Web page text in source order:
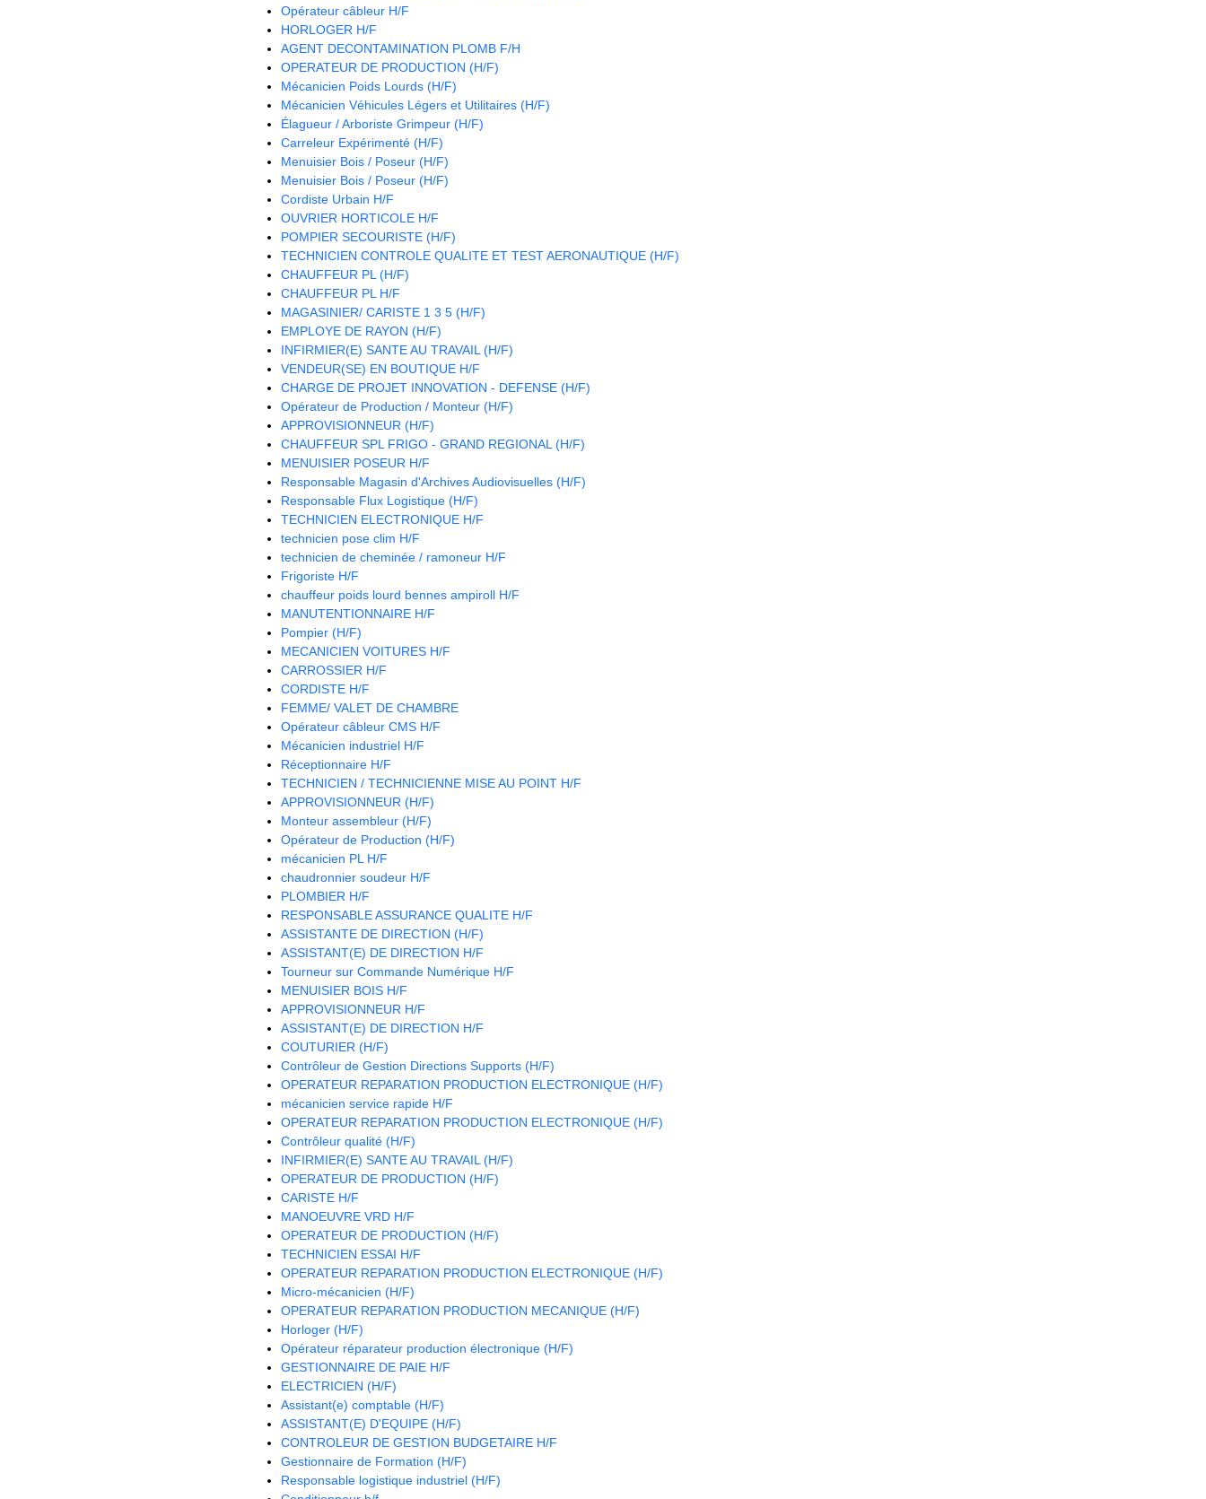
Opérateur câbleur H/F
HORLOGER H/F
AGENT DECONTAMINATION PLOMB F/H
OPERATEUR DE PRODUCTION (H/F)
Mécanicien Poids Lourds (H/F)
Mécanicien Véhicules Légers et Utilitaires (H/F)
Élagueur / Arboriste Grimpeur (H/F)
Carreleur Expérimenté (H/F)
Menuisier Bois / Poseur (H/F)
Menuisier Bois / Poseur (H/F)
Cordiste Urbain H/F
OUVRIER HORTICOLE H/F
POMPIER SECOURISTE (H/F)
TECHNICIEN CONTROLE QUALITE ET TEST AERONAUTIQUE (H/F)
CHAUFFEUR PL (H/F)
CHAUFFEUR PL H/F
MAGASINIER/ CARISTE 1 3 5 (H/F)
EMPLOYE DE RAYON (H/F)
INFIRMIER(E) SANTE AU TRAVAIL (H/F)
VENDEUR(SE) EN BOUTIQUE H/F
CHARGE DE PROJET INNOVATION - DEFENSE (H/F)
Opérateur de Production / Monteur (H/F)
APPROVISIONNEUR (H/F)
CHAUFFEUR SPL FRIGO - GRAND REGIONAL (H/F)
MENUISIER POSEUR H/F
Responsable Magasin d'Archives Audiovisuelles (H/F)
Responsable Flux Logistique (H/F)
TECHNICIEN ELECTRONIQUE H/F
technicien pose clim H/F
technicien de cheminée / ramoneur H/F
Frigoriste H/F
chauffeur poids lourd bennes ampiroll H/F
MANUTENTIONNAIRE H/F
Pompier (H/F)
MECANICIEN VOITURES H/F
CARROSSIER H/F
CORDISTE H/F
FEMME/ VALET DE CHAMBRE
Opérateur câbleur CMS H/F
Mécanicien industriel H/F
Réceptionnaire H/F
TECHNICIEN / TECHNICIENNE MISE AU POINT H/F
APPROVISIONNEUR (H/F)
Monteur assembleur (H/F)
Opérateur de Production (H/F)
mécanicien PL H/F
chaudronnier soudeur H/F
PLOMBIER H/F
RESPONSABLE ASSURANCE QUALITE H/F
ASSISTANTE DE DIRECTION (H/F)
ASSISTANT(E) DE DIRECTION H/F
Tourneur sur Commande Numérique H/F
MENUISIER BOIS H/F
APPROVISIONNEUR H/F
ASSISTANT(E) DE DIRECTION H/F
COUTURIER (H/F)
Contrôleur de Gestion Directions Supports (H/F)
OPERATEUR REPARATION PRODUCTION ELECTRONIQUE (H/F)
mécanicien service rapide H/F
OPERATEUR REPARATION PRODUCTION ELECTRONIQUE (H/F)
Contrôleur qualité (H/F)
INFIRMIER(E) SANTE AU TRAVAIL (H/F)
OPERATEUR DE PRODUCTION (H/F)
CARISTE H/F
MANOEUVRE VRD H/F
OPERATEUR DE PRODUCTION (H/F)
TECHNICIEN ESSAI H/F
OPERATEUR REPARATION PRODUCTION ELECTRONIQUE (H/F)
Micro-mécanicien (H/F)
OPERATEUR REPARATION PRODUCTION MECANIQUE (H/F)
Horloger (H/F)
Opérateur réparateur production électronique (H/F)
GESTIONNAIRE DE PAIE H/F
ELECTRICIEN (H/F)
Assistant(e) comptable (H/F)
ASSISTANT(E) D'EQUIPE (H/F)
CONTROLEUR DE GESTION BUDGETAIRE H/F
Gestionnaire de Formation (H/F)
Responsable logistique industriel (H/F)